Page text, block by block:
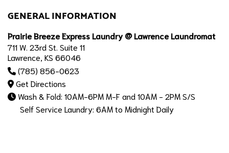
GENERAL INFORMATION
Prairie Breeze Express Laundry @ Lawrence Laundromat
711 W. 23rd St. Suite 11
Lawrence, KS 66046
(785) 856-0623
Get Directions
Wash & Fold: 10AM-6PM M-F and 10AM - 2PM S/S
Self Service Laundry: 6AM to Midnight Daily